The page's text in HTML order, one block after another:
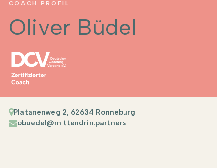
COACH PROFIL
Oliver Büdel
Platanenweg 2, 62634 Ronneburg
obuedel@mittendrin.partners